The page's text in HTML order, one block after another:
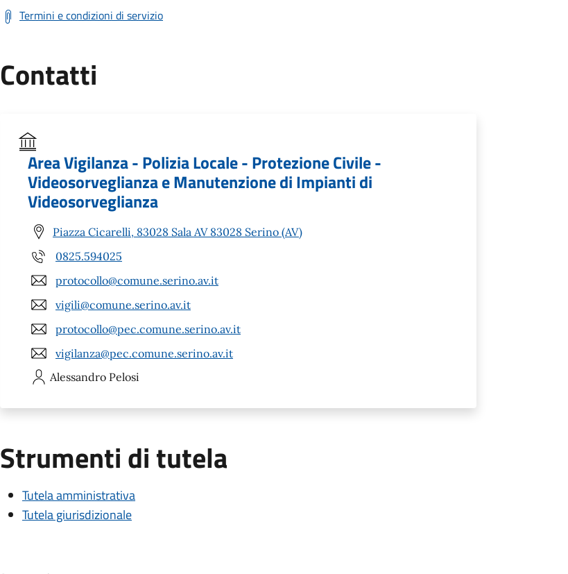
Termini e condizioni di servizio
Contatti
Area Vigilanza - Polizia Locale - Protezione Civile -
Videosorveglianza e Manutenzione di Impianti di
Videosorveglianza
Piazza Cicarelli, 83028 Sala AV 83028 Serino (AV)
0825.594025
protocollo@comune.serino.av.it
vigili@comune.serino.av.it
protocollo@pec.comune.serino.av.it
vigilanza@pec.comune.serino.av.it
Alessandro Pelosi
Strumenti di tutela
Tutela amministrativa
Tutela giurisdizionale